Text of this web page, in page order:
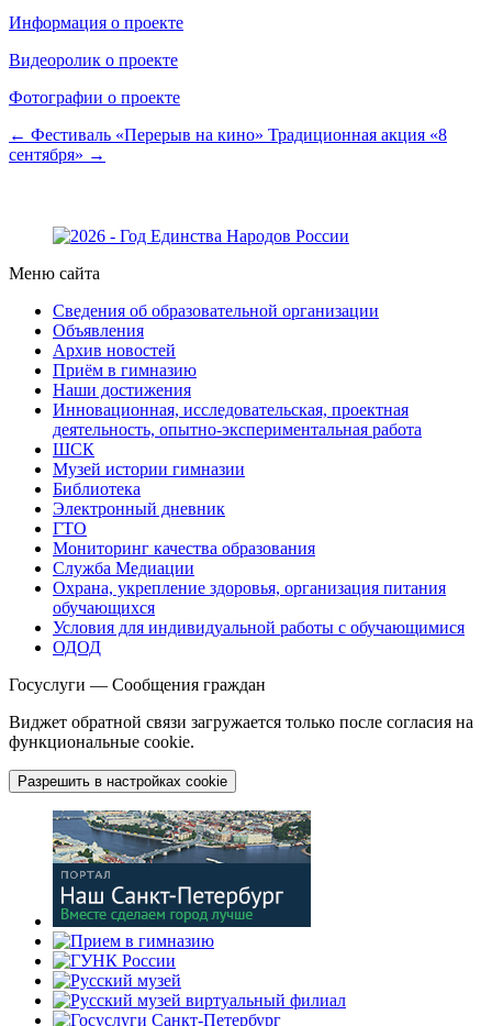
Информация о проекте
Видеоролик о проекте
Фотографии о проекте
← Фестиваль «Перерыв на кино» Традиционная акция «8
сентября» →
Меню сайта
Сведения об образовательной организации
Объявления
Архив новостей
Приём в гимназию
Наши достижения
Инновационная, исследовательская, проектная
деятельность, опытно-экспериментальная работа
ШСК
Музей истории гимназии
Библиотека
Электронный дневник
ГТО
Мониторинг качества образования
Служба Медиации
Охрана, укрепление здоровья, организация питания
обучающихся
Условия для индивидуальной работы с обучающимися
ОДОД
Госуслуги — Сообщения граждан
Виджет обратной связи загружается только после согласия на
функциональные cookie.
Разрешить в настройках cookie